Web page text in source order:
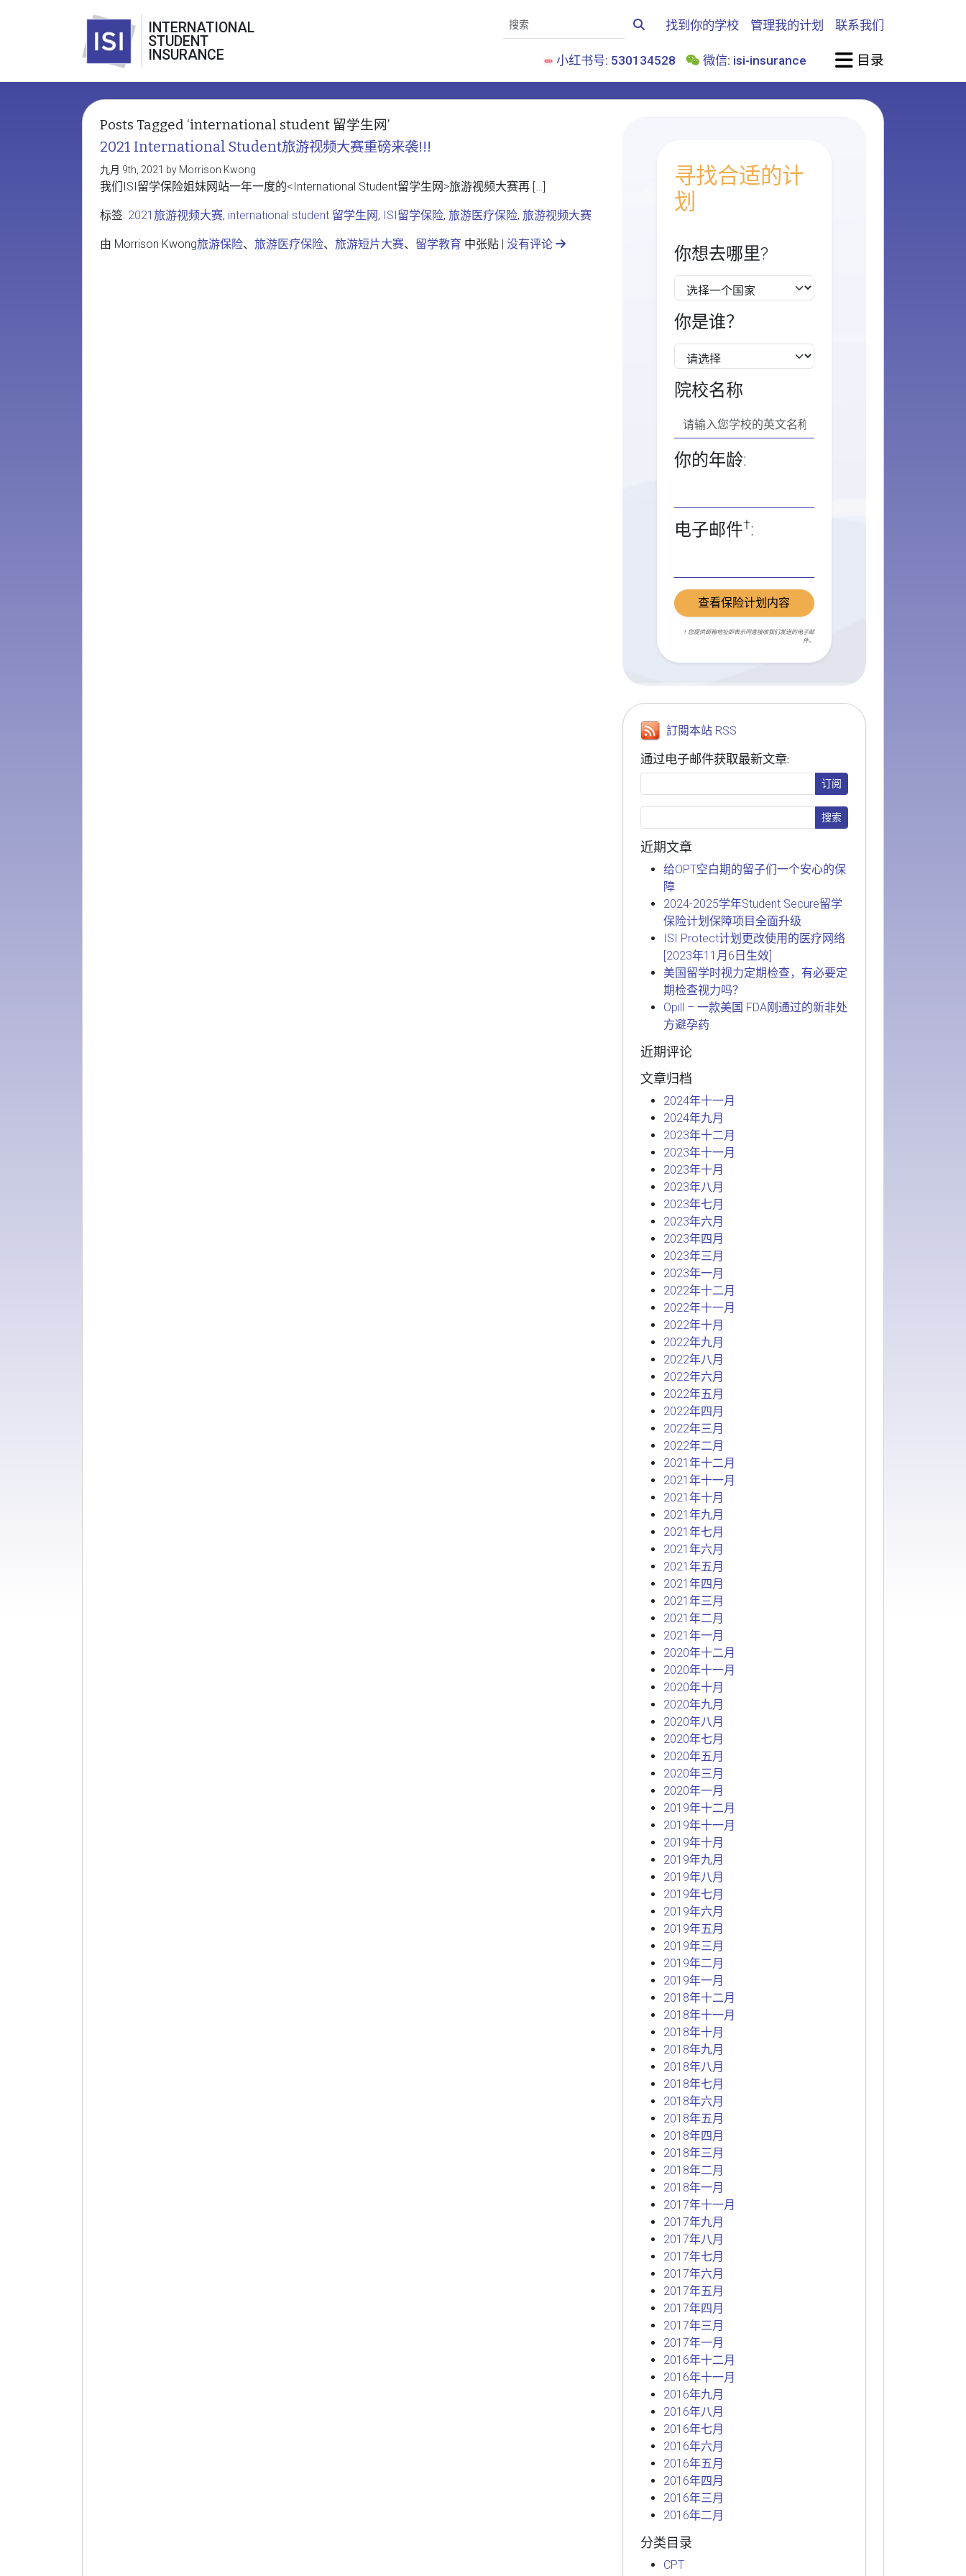
INTERNATIONAL
STUDENT
INSURANCE
找到你的学校 管理我的计划 联系我们
小红书号: 530134528 微信: isi-insurance 目录
Posts Tagged ‘international student 留学生网’
2021 International Student旅游视频大赛重磅来袭!!!
九月 9th, 2021 by Morrison Kwong
我们ISI留学保险姐妹网站一年一度的<International Student留学生网>旅游视频大赛再 […]
标签: 2021旅游视频大赛, international student 留学生网, ISI留学保险, 旅游医疗保险, 旅游视频大赛
由 Morrison Kwong旅游保险、 旅游医疗保险、 旅游短片大赛、 留学教育 中张贴 | 没有评论
寻找合适的计
划
你想去哪里?
你是谁？
院校名称
你的年龄:
电子邮件†:
查看保险计划内容
† 您提供邮箱地址即表示同意接收我们发送的电子邮
件。
訂閱本站 RSS
通过电子邮件获取最新文章:
近期文章
给OPT空白期的留子们一个安心的保
障
2024-2025学年Student Secure留学
保险计划保障项目全面升级
ISI Protect计划更改使用的医疗网络
[2023年11月6日生效]
美国留学时视力定期检查，有必要定
期检查视力吗？
Opill – 一款美国 FDA刚通过的新非处
方避孕药
近期评论
文章归档
2024年十一月
2024年九月
2023年十二月
2023年十一月
2023年十月
2023年八月
2023年七月
2023年六月
2023年四月
2023年三月
2023年一月
2022年十二月
2022年十一月
2022年十月
2022年九月
2022年八月
2022年六月
2022年五月
2022年四月
2022年三月
2022年二月
2021年十二月
2021年十一月
2021年十月
2021年九月
2021年七月
2021年六月
2021年五月
2021年四月
2021年三月
2021年二月
2021年一月
2020年十二月
2020年十一月
2020年十月
2020年九月
2020年八月
2020年七月
2020年五月
2020年三月
2020年一月
2019年十二月
2019年十一月
2019年十月
2019年九月
2019年八月
2019年七月
2019年六月
2019年五月
2019年三月
2019年二月
2019年一月
2018年十二月
2018年十一月
2018年十月
2018年九月
2018年八月
2018年七月
2018年六月
2018年五月
2018年四月
2018年三月
2018年二月
2018年一月
2017年十一月
2017年九月
2017年八月
2017年七月
2017年六月
2017年五月
2017年四月
2017年三月
2017年一月
2016年十二月
2016年十一月
2016年九月
2016年八月
2016年七月
2016年六月
2016年五月
2016年四月
2016年三月
2016年二月
分类目录
CPT